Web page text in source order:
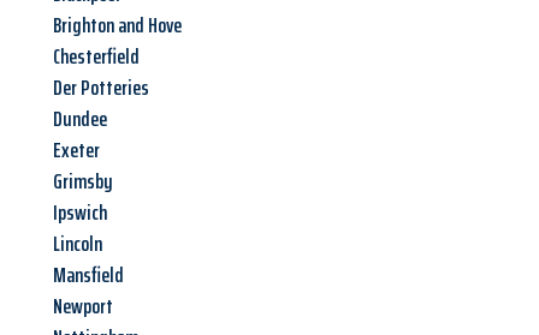
Brighton and Hove
Chesterfield
Der Potteries
Dundee
Exeter
Grimsby
Ipswich
Lincoln
Mansfield
Newport